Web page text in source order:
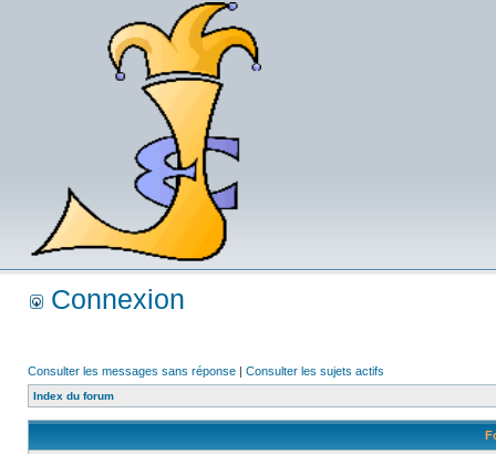
Connexion
Consulter les messages sans réponse | Consulter les sujets actifs
Index du forum